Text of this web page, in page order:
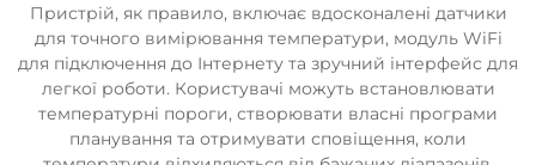
Пристрій, як правило, включає вдосконалені датчики
для точного вимірювання температури, модуль WiFi
для підключення до Інтернету та зручний інтерфейс для
легкої роботи. Користувачі можуть встановлювати
температурні пороги, створювати власні програми
планування та отримувати сповіщення, коли